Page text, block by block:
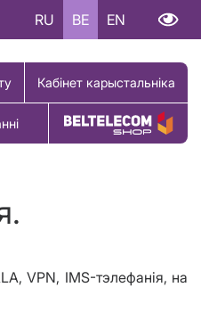
RU BE EN
Кабінет карыстальніка
Купіць тавар
VPN, IMS-тэлефанія, на